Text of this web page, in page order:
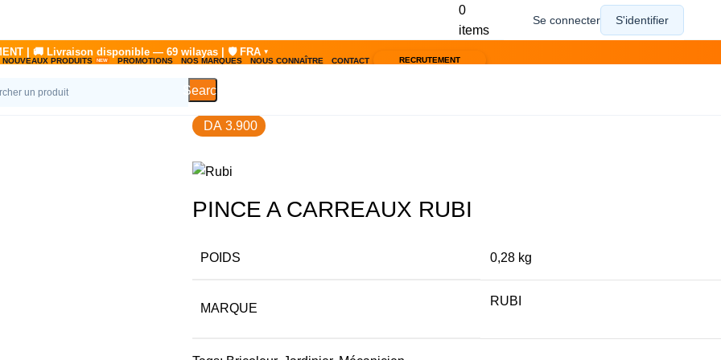
NOUVEAUX PRODUITS PROMOTIONS NOS MARQUES NOUS CONNAÎTRE CONTACT RECRUTEMENT
Search
0
items
DA 3.900
PINCE A CARREAUX RUBI
POIDS 0,28 kg
MARQUE
RUBI